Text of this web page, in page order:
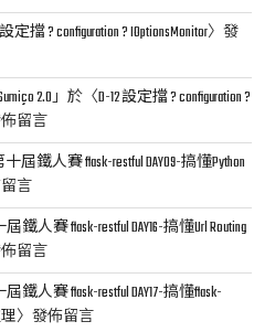
定擋 ? configuration ? IOptionsMonitor〉發
2.0」於〈D-12 設定擋 ? configuration ?
留言
屆鐵人賽 flask-restful DAY09-搞懂Python
言
鐵人賽 flask-restful DAY16-搞懂Url Routing
留言
鐵人賽 flask-restful DAY17-搞懂flask-
〉發佈留言